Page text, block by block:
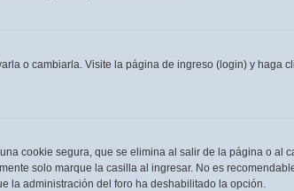
o cambiarla. Visite la página de ingreso (login) y haga
cookie segura, que se elimina al salir de la página o al
solo marque la casilla al ingresar. No es
la administración del foro ha deshabilitado la opción.